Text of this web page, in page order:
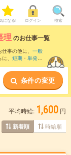
になる! ログイン 検索
理 のお仕事一覧
事の他に、 一般
、 短期 ・ 単発な
条件の変更
平均時給: 1,600 円
新着順 時給順